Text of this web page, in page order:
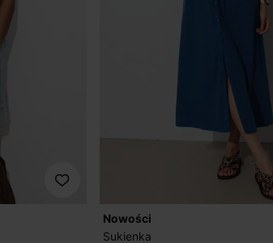
nowości
Sukienka